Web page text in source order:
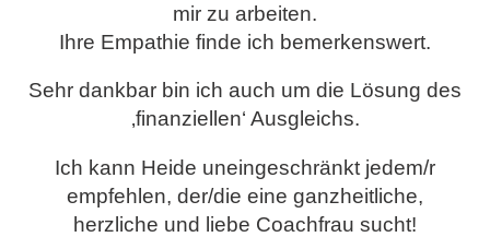
mir zu arbeiten.
Ihre Empathie finde ich bemerkenswert.
Sehr dankbar bin ich auch um die Lösung des
‚finanziellen‘ Ausgleichs.
Ich kann Heide uneingeschränkt jedem/r
empfehlen, der/die eine ganzheitliche,
herzliche und liebe Coachfrau sucht!